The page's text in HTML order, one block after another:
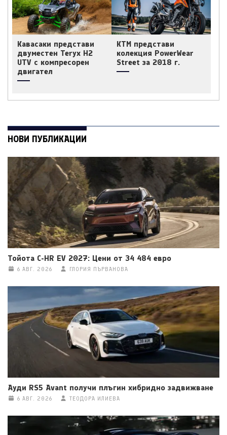
Кавасаки представи
двуместен Teryx H2
UTV с компресорен
двигател
КТМ представи
колекция PowerWear
Street за 2018 г.
НОВИ ПУБЛИКАЦИИ
Тойота C-HR EV 2027: Цени от 34 484 евро
6 АВГ. 2026 ГЛОРИЯ ПЪРВАНОВА
Ауди RS5 Avant получи плъгин хибридно задвижване
6 АВГ. 2026 ТЕОДОРА ИЛИЕВА